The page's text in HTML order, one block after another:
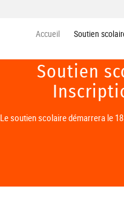
Accueil Soutien
Soutien
Le soutien scolaire démarrera le